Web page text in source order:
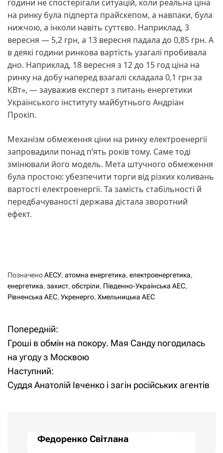
години не спостерігали ситуацій, коли реальна ціна
на ринку була підперта прайскепом, а навпаки, була
нижчою, а інколи навіть суттєво. Наприклад, 3
вересня — 5,2 грн, а 13 вересня падала до 0,85 грн. А
в деякі години ринкова вартість узагалі пробивала
дно. Наприклад, 18 вересня з 12 до 15 год ціна на
ринку на добу наперед взагалі складала 0,1 грн за
КВт», — зауважив експерт з питань енергетики
Українського інституту майбутнього Андріан
Прокіп.
Механізм обмеження ціни на ринку електроенергії
запровадили понад п’ять років тому. Саме тоді
змінювали його модель. Мета штучного обмеження
була простою: убезпечити торги від різких коливань
вартості електроенергії. Та замість стабільності й
передбачуваності держава дістала зворотний
ефект.
ПозначеноАЕСУ, атомна енергетика, електроенергетика,
енергетика, захист, обстріли, Південно-Українська АЕС,
Рівненська АЕС, Укренерго, Хмельницька АЕС
Н
а
в
г
а
Попередній:
Гроші в обмін на покору. Мая Санду погодилась
на угоду з Москвою
Наступний:
Суддя Анатолій Івченко і загін російських агентів
Федоренко Світлана